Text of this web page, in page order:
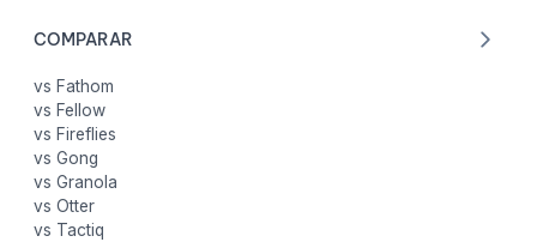
COMPARAR
vs Fathom
vs Fellow
vs Fireflies
vs Gong
vs Granola
vs Otter
vs Tactiq